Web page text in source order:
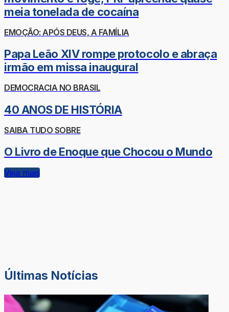
meia tonelada de cocaína
EMOÇÃO: APÓS DEUS, A FAMÍLIA
Papa Leão XIV rompe protocolo e abraça
irmão em missa inaugural
DEMOCRACIA NO BRASIL
40 ANOS DE HISTÓRIA
SAIBA TUDO SOBRE
O Livro de Enoque que Chocou o Mundo
Veja mais
Últimas Notícias